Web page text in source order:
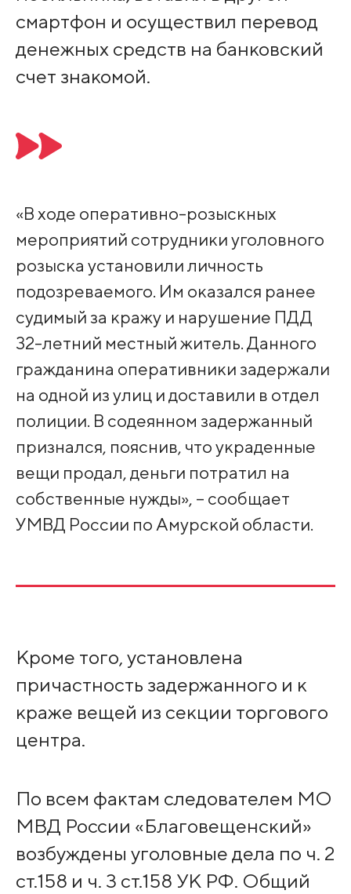
смартфон и осуществил перевод
денежных средств на банковский
счет знакомой.
«В ходе оперативно-розыскных
мероприятий сотрудники уголовного
розыска установили личность
подозреваемого. Им оказался ранее
судимый за кражу и нарушение ПДД
32-летний местный житель. Данного
гражданина оперативники задержали
на одной из улиц и доставили в отдел
полиции. В содеянном задержанный
признался, пояснив, что украденные
вещи продал, деньги потратил на
собственные нужды», – сообщает
УМВД России по Амурской области.
Кроме того, установлена
причастность задержанного и к
краже вещей из секции торгового
центра.
По всем фактам следователем МО
МВД России «Благовещенский»
возбуждены уголовные дела по ч. 2
ст.158 и ч. 3 ст.158 УК РФ. Общий